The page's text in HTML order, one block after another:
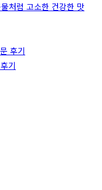
처럼 고소한 건강한 맛
기